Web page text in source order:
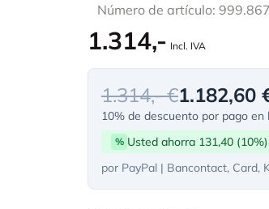
Número de artículo:
1.314,- Incl. IVA
1.314,- €1.182,60
10% de descuento por pago en
% Usted ahorra 131,40 (10%)
por PayPal | Bancontact, Card,